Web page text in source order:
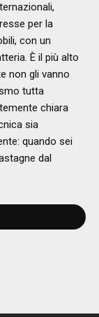
per la
con un
È il più alto
non gli vanno
tutta
chiara
sia
quando sei
dal